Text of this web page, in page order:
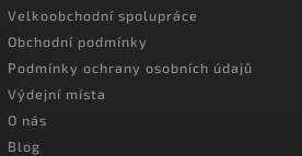
Velkoobchodní spolupráce
Obchodní podmínky
Podmínky ochrany osobních údajů
Výdejní místa
O nás
Blog